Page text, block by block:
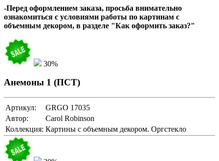
-Перед оформлением заказа, просьба внимательно
ознакомиться с условиями работы по картинам с
объемным декором, в разделе "Как оформить заказ?"
30%
Анемоны 1 (ПСТ)
Артикул:
GRGO 17035
Автор:
Carol Robinson
Коллекция: Картины с объемным декором. Оргстекло